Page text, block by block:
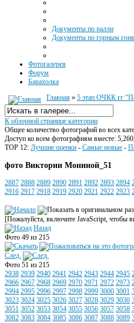
Документы по ралли
Документы по горным
Фотогалерея
Форум
Барахолка
Главная » 5 этап ОЧКК гг
К обзорной странице категории
Общее количество фотографий во всех
Доступ ко всем фотографиям вместе:
TOP 12: Лучшие оценки - Самые новые -
фото Виктории Мониной_51
2887 2888 2889 2890 2891 2892 2893 2894
2916 2917 2918 2919 2920 2921 2922 2923
[Пожалуйста, включите JavaScript, чтобы
Назад
Фото 49 из 215
След.
Фото 51 из 215
2938 2939 2940 2941 2942 2943 2944 2945
2966 2967 2968 2969 2970 2971 2972 2973
2994 2995 2996 2997 2998 2999 3000 3001
3023 3024 3025 3026 3027 3028 3029 3030
3051 3052 3053 3054 3055 3056 3057 3058
3082 3083 3084 3085 3086 3087 3088 3089